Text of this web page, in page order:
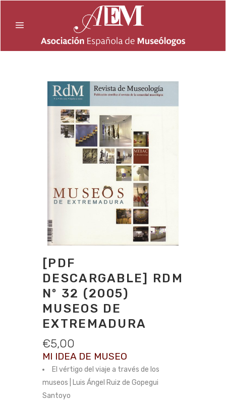
[PDF
DESCARGABLE] RDM
Nº 32 (2005)
MUSEOS DE
EXTREMADURA
€5,00
MI IDEA DE MUSEO
El vértigo del viaje a través de los
museos | Luis Ángel Ruiz de Gopegui
Santoyo